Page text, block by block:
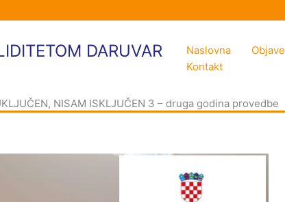
DARUVAR Naslovna Objave
Kontakt
NISAM ISKLJUČEN 3 – druga godina provedbe